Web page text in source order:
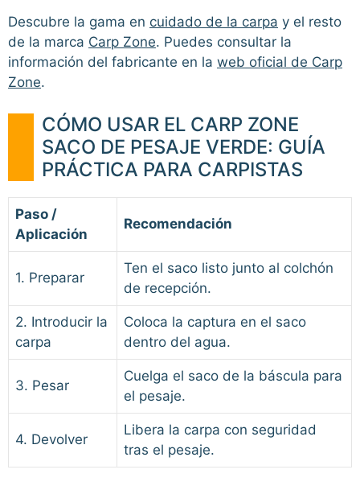
Descubre la gama en cuidado de la carpa y el resto
de la marca Carp Zone. Puedes consultar la
información del fabricante en la web oficial de Carp
Zone.
CÓMO USAR EL CARP ZONE
SACO DE PESAJE VERDE: GUÍA
PRÁCTICA PARA CARPISTAS
Paso /
Aplicación
Recomendación
1. Preparar
Ten el saco listo junto al colchón
de recepción.
2. Introducir la
carpa
Coloca la captura en el saco
dentro del agua.
3. Pesar
Cuelga el saco de la báscula para
el pesaje.
4. Devolver
Libera la carpa con seguridad
tras el pesaje.